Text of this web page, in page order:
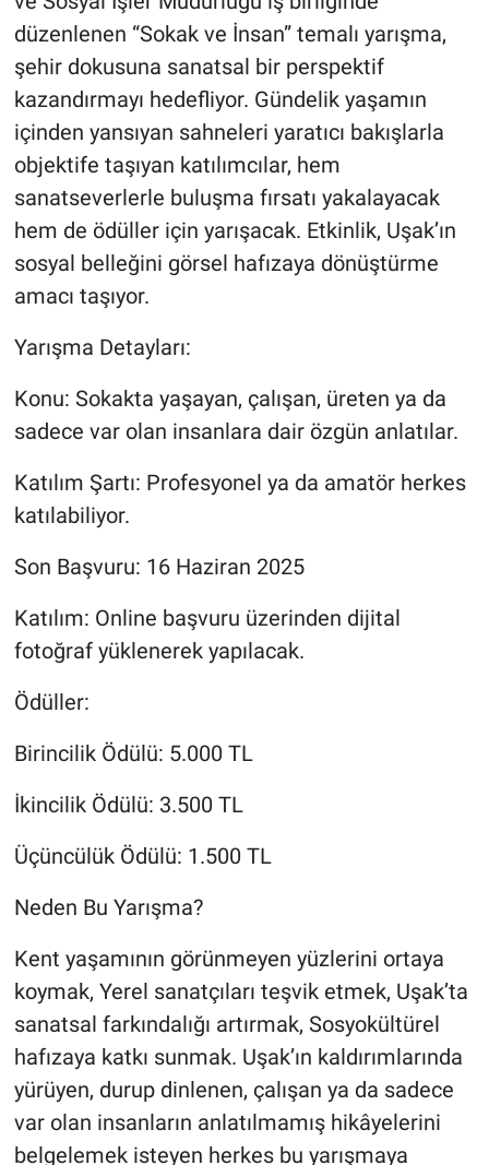
düzenlenen “Sokak ve İnsan” temalı yarışma,
şehir dokusuna sanatsal bir perspektif
kazandırmayı hedefliyor. Gündelik yaşamın
içinden yansıyan sahneleri yaratıcı bakışlarla
objektife taşıyan katılımcılar, hem
sanatseverlerle buluşma fırsatı yakalayacak
hem de ödüller için yarışacak. Etkinlik, Uşak’ın
sosyal belleğini görsel hafızaya dönüştürme
amacı taşıyor.
Yarışma Detayları:
Konu: Sokakta yaşayan, çalışan, üreten ya da
sadece var olan insanlara dair özgün anlatılar.
Katılım Şartı: Profesyonel ya da amatör herkes
katılabiliyor.
Son Başvuru: 16 Haziran 2025
Katılım: Online başvuru üzerinden dijital
fotoğraf yüklenerek yapılacak.
Ödüller:
Birincilik Ödülü: 5.000 TL
İkincilik Ödülü: 3.500 TL
Üçüncülük Ödülü: 1.500 TL
Neden Bu Yarışma?
Kent yaşamının görünmeyen yüzlerini ortaya
koymak, Yerel sanatçıları teşvik etmek, Uşak’ta
sanatsal farkındalığı artırmak, Sosyokültürel
hafızaya katkı sunmak. Uşak’ın kaldırımlarında
yürüyen, durup dinlenen, çalışan ya da sadece
var olan insanların anlatılmamış hikâyelerini
belgelemek isteyen herkes bu yarışmaya